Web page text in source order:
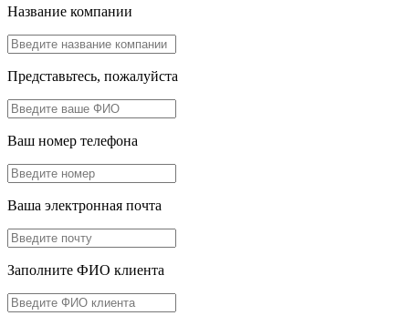
Название компании
Представьтесь, пожалуйста
Ваш номер телефона
Ваша электронная почта
Заполните ФИО клиента